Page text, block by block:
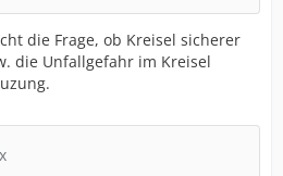
die Frage, ob Kreisel sicherer
die Unfallgefahr im Kreisel